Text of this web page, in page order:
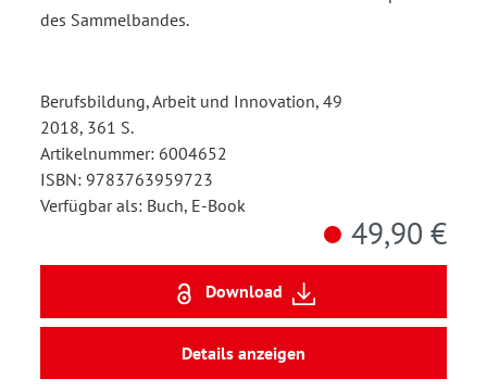
des Sammelbandes.
Berufsbildung, Arbeit und Innovation, 49
2018, 361 S.
Artikelnummer: 6004652
ISBN: 9783763959723
Verfügbar als: Buch, E-Book
49,90 €
Download
Details anzeigen